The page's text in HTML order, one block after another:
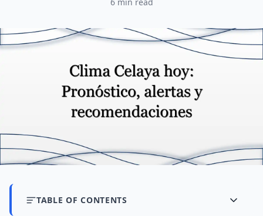
TABLE OF CONTENTS